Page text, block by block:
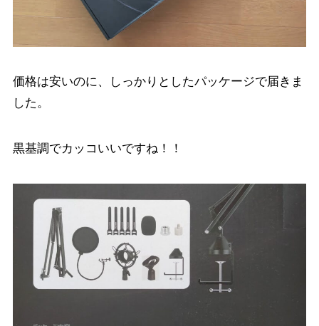
価格は安いのに、しっかりとしたパッケージで届きま
した。
黒基調でカッコいいですね！！